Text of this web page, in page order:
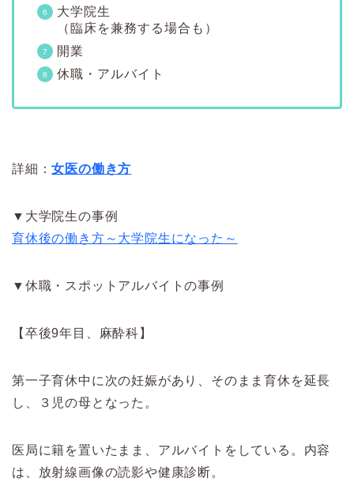
大学院生
（臨床を兼務する場合も）
開業
休職・アルバイト
詳細：女医の働き方
▼大学院生の事例
育休後の働き方～大学院生になった～
▼休職・スポットアルバイトの事例
【卒後9年目、麻酔科】
第一子育休中に次の妊娠があり、そのまま育休を延長
し、３児の母となった。
医局に籍を置いたまま、アルバイトをしている。内容
は、放射線画像の読影や健康診断。